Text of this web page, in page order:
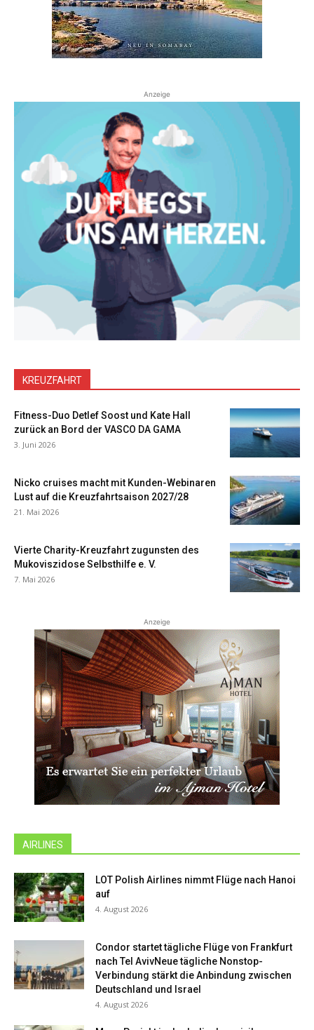
Anzeige
KREUZFAHRT
Fitness-Duo Detlef Soost und Kate Hall
zurück an Bord der VASCO DA GAMA
3. Juni 2026
Nicko cruises macht mit Kunden-Webinaren
Lust auf die Kreuzfahrtsaison 2027/28
21. Mai 2026
Vierte Charity-Kreuzfahrt zugunsten des
Mukoviszidose Selbsthilfe e. V.
7. Mai 2026
Anzeige
AIRLINES
LOT Polish Airlines nimmt Flüge nach Hanoi
auf
4. August 2026
Condor startet tägliche Flüge von Frankfurt
nach Tel AvivNeue tägliche Nonstop-
Verbindung stärkt die Anbindung zwischen
Deutschland und Israel
4. August 2026